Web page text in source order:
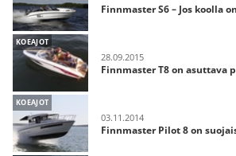
Finnmaster S6 – Jos koolla
KOEAJOT
28.09.2015
Finnmaster T8 on asuttava
KOEAJOT
03.11.2014
Finnmaster Pilot 8 on